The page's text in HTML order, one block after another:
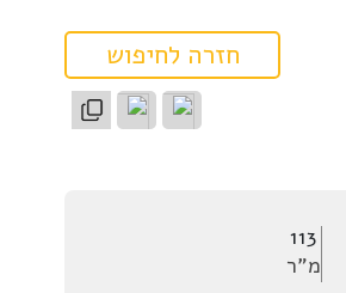
חזרה לחיפוש
113
מ”ר